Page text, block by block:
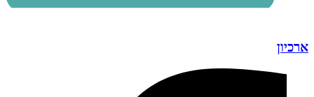
ארכיון